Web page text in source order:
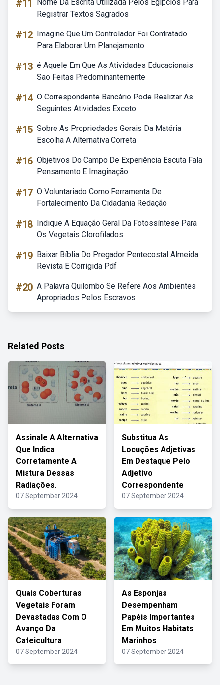
#11
Nome Da Escrita Utilizada Pelos Egípcios Para
Registrar Textos Sagrados
#12 Imagine Que Um Controlador Foi Contratado
Para Elaborar Um Planejamento
#13 é Aquele Em Que As Atividades Educacionais
Sao Feitas Predominantemente
#14 O Correspondente Bancário Pode Realizar As
Seguintes Atividades Exceto
#15 Sobre As Propriedades Gerais Da Matéria
Escolha A Alternativa Correta
#16 Objetivos Do Campo De Experiência Escuta Fala
Pensamento E Imaginação
#17 O Voluntariado Como Ferramenta De
Fortalecimento Da Cidadania Redação
#18 Indique A Equação Geral Da Fotossíntese Para
Os Vegetais Clorofilados
#19 Baixar Bíblia Do Pregador Pentecostal Almeida
Revista E Corrigida Pdf
#20 A Palavra Quilombo Se Refere Aos Ambientes
Apropriados Pelos Escravos
Related Posts
Assinale A Alternativa
Que Indica
Corretamente A
Mistura Dessas
Radiações.
07 September 2024
Substitua As
Locuções Adjetivas
Em Destaque Pelo
Adjetivo
Correspondente
07 September 2024
Quais Coberturas
Vegetais Foram
Devastadas Com O
Avanço Da
Cafeicultura
07 September 2024
As Esponjas
Desempenham
Papéis Importantes
Em Muitos Habitats
Marinhos
07 September 2024